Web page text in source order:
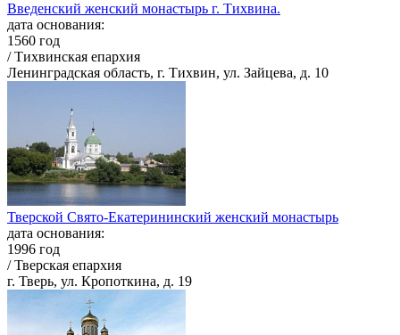
Введенский женский монастырь г. Тихвина.
дата основания:
1560 год
/ Тихвинская епархия
Ленинградская область, г. Тихвин, ул. Зайцева, д. 10
Тверской Свято-Екатерининский женский монастырь
дата основания:
1996 год
/ Тверская епархия
г. Тверь, ул. Кропоткина, д. 19